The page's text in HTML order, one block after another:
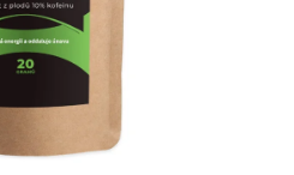
Vernostný program